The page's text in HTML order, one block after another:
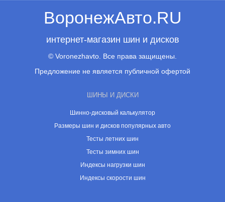
ВоронежАвто.RU
интернет-магазин шин и дисков
© Voronezhavto. Все права защищены.
Предложение не является публичной офертой
ШИНЫ И ДИСКИ
Шинно-дисковый калькулятор
Размеры шин и дисков популярных авто
Тесты летних шин
Тесты зимних шин
Индексы нагрузки шин
Индексы скорости шин